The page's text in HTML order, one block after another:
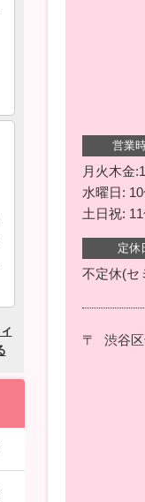
営業
月火木金
水曜日:
土日祝:
定休
不定休(セ
〒 渋谷